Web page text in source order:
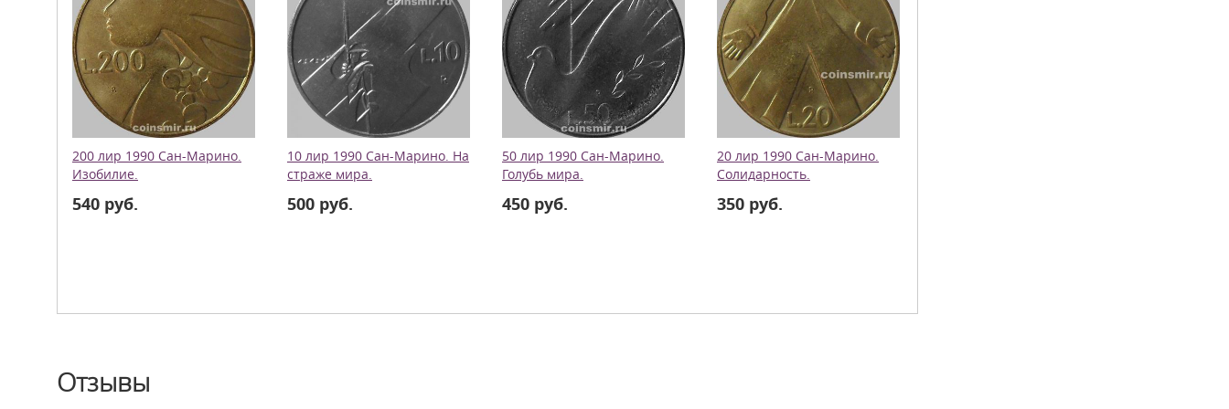
200 лир 1990 Сан-Марино.
Изобилие.
540 руб.
10 лир 1990 Сан-Марино. На
страже мира.
500 руб.
50 лир 1990 Сан-Марино.
Голубь мира.
450 руб.
20 лир 1990 Сан-Марино.
Солидарность.
350 руб.
Отзывы